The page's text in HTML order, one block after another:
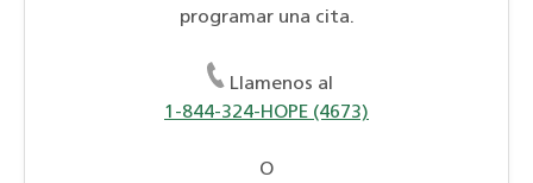
programar una cita.
Llamenos al
1-844-324-HOPE (4673)
O